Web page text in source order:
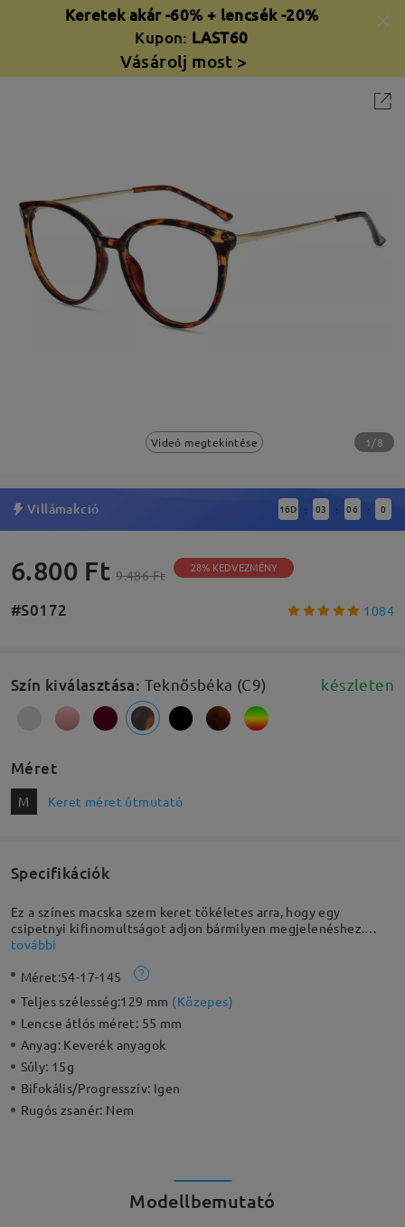
Keretek akár -60% + lencsék -20%
Kupon: LAST60
Vásárolj most >
Videó megtekintése 1/8
Villámakció 16D : 03 : 05 : 59
6.800 Ft 9.486 Ft 28% KEDVEZMÉNY
#S0172 1084
Szín kiválasztása: Teknősbéka (C9) készleten
Méret
M Keret méret útmutató
Specifikációk
Ez a színes macska szem keret tökéletes arra, hogy egy
csipetnyi kifinomultságot adjon bármilyen megjelenéshez.
Modern megközelítést hoz a retro stílushoz, pillanatok alatt
könnyű és kényelmes.
további
Méret:54-17-145
Teljes szélesség:129 mm (Közepes)
Lencse átlós méret: 55 mm
Anyag: Keverék anyagok
Súly: 15g
Bifokális/Progresszív: Igen
Rugós zsanér: Nem
Modellbemutató